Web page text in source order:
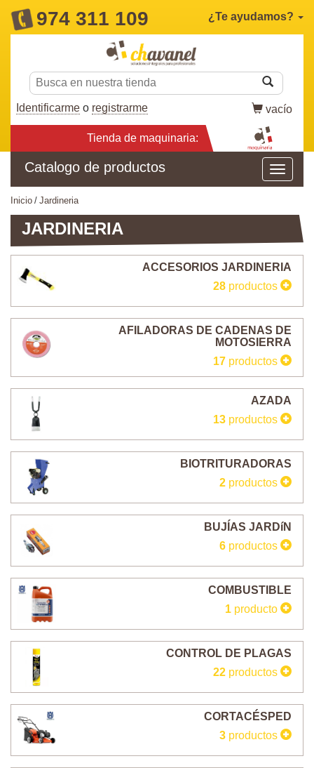
974 311 109 ¿Te ayudamos?
Identificarme o registrarme vacío
Tienda de maquinaria:
Catalogo de productos
inicio jardineria
JARDINERIA
ACCESORIOS JARDINERIA
28 productos
AFILADORAS DE CADENAS DE
MOTOSIERRA
17 productos
AZADA
13 productos
BIOTRITURADORAS
2 productos
BUJÍAS JARDíN
6 productos
COMBUSTIBLE
1 producto
CONTROL DE PLAGAS
22 productos
CORTACÉSPED
3 productos